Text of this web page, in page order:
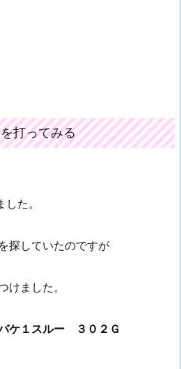
打ってみる
た。
探していたのですが
けました。
ケ１スルー ３０２Ｇ